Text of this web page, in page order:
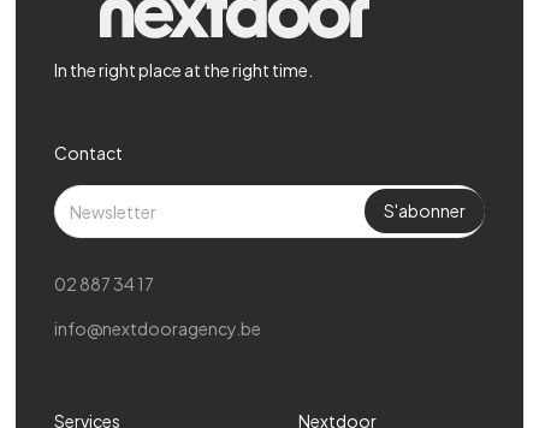
In the right place at the right time.
Services Nextdoor
Contact
02 887 34 17
info@nextdooragency.be